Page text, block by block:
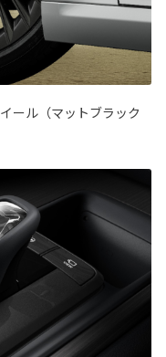
ール（マットブラック